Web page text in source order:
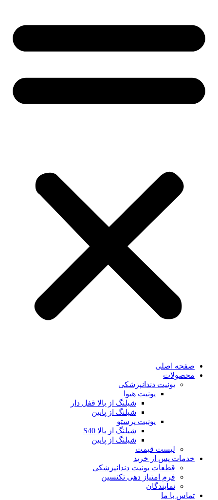
صفحه اصلی
محصولات
یونیت دندانپزشکی
یونیت هیوا
شیلنگ از بالا قفل دار
شیلنگ از پایین
یونیت پرستو
شیلنگ از بالا S40
شیلنگ از پایین
لیست قیمت
خدمات پس از خرید
قطعات یونیت دندانپزشکی
فرم امتیاز دهی تکنسین
نمایندگان
تماس با ما